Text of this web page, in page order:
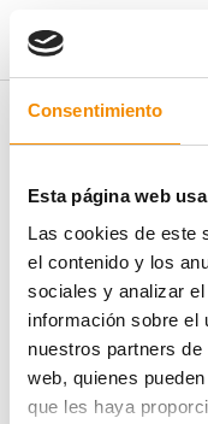
Consentimiento
Esta página web
Las cookies de este
el contenido y los
sociales y analizar
información sobre el
nuestros partners
web, quienes
que les haya
La pregunta frecuente
VER TODAS